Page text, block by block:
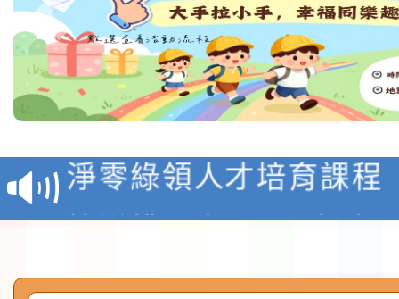
教育部校安中心白海豚
報
淨零綠領人才培育課程
檢送桃園市115學年度
115年食農教育專業人